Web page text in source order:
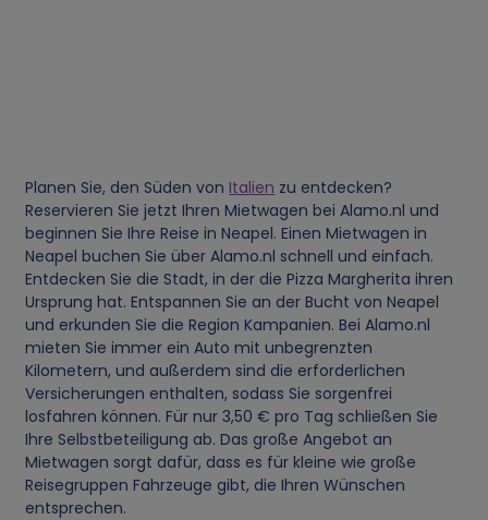
Planen Sie, den Süden von Italien zu entdecken?
Reservieren Sie jetzt Ihren Mietwagen bei Alamo.nl und
beginnen Sie Ihre Reise in Neapel. Einen Mietwagen in
Neapel buchen Sie über Alamo.nl schnell und einfach.
Entdecken Sie die Stadt, in der die Pizza Margherita ihren
Ursprung hat. Entspannen Sie an der Bucht von Neapel
und erkunden Sie die Region Kampanien. Bei Alamo.nl
mieten Sie immer ein Auto mit unbegrenzten
Kilometern, und außerdem sind die erforderlichen
Versicherungen enthalten, sodass Sie sorgenfrei
losfahren können. Für nur 3,50 € pro Tag schließen Sie
Ihre Selbstbeteiligung ab. Das große Angebot an
Mietwagen sorgt dafür, dass es für kleine wie große
Reisegruppen Fahrzeuge gibt, die Ihren Wünschen
entsprechen.